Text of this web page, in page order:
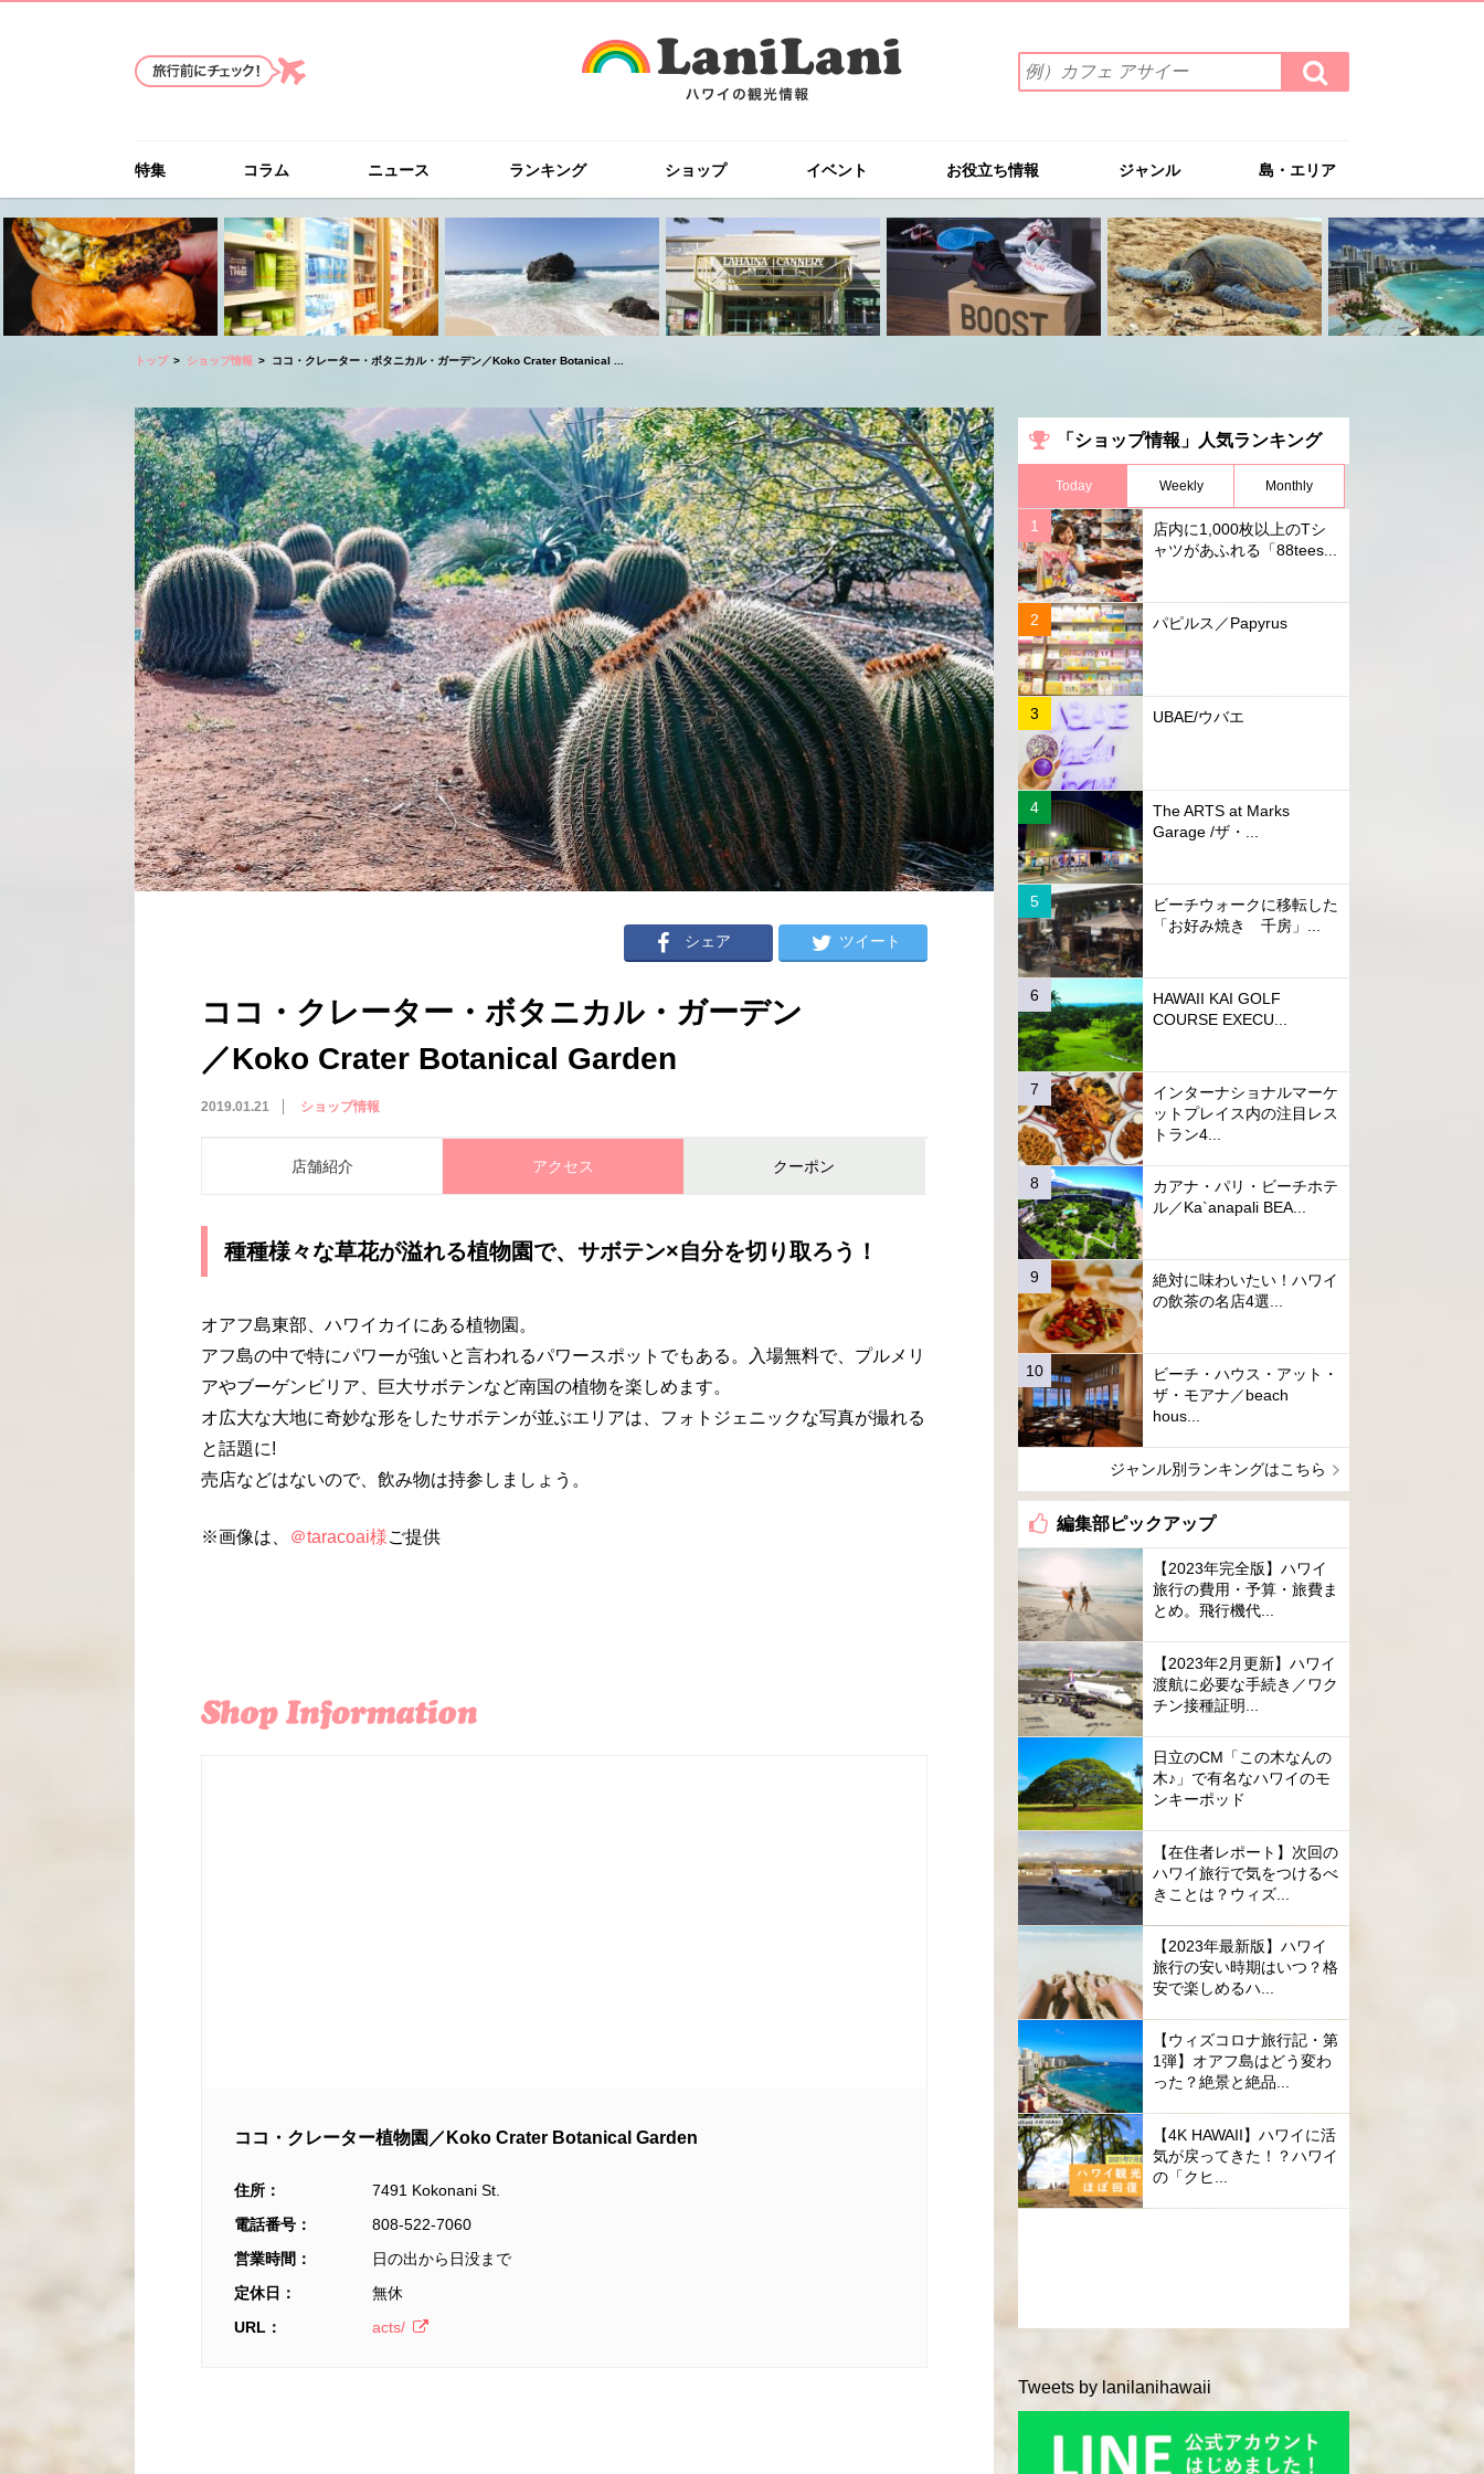
索
ワ
を
入
力
(例）
カ
フ
ェ
イ
ー
検
索
す
特集 コラム ニュース ランキング ショップ イベント お役立ち情報 ジャンル 島・エリア
トップ ショップ情報 ココ・クレーター・ボタニカル・ガーデン／Koko Crater Botanical ...
シェア ツイート
ココ・クレーター・ボタニカル・ガーデン
／Koko Crater Botanical Garden
2019.01.21 ショップ情報
店舗紹介 アクセス クーポン
種種様々な草花が溢れる植物園で、サボテン×自分を切り取ろう！
オアフ島東部、ハワイカイにある植物園。
アフ島の中で特にパワーが強いと言われるパワースポットでもある。入場無料で、プルメリ
アやブーゲンビリア、巨大サボテンなど南国の植物を楽しめます。
オ広大な大地に奇妙な形をしたサボテンが並ぶエリアは、フォトジェニックな写真が撮れる
と話題に!
売店などはないので、飲み物は持参しましょう。
※画像は、 ＠taracoai様ご提供
ココ・クレーター植物園／Koko Crater Botanical Garden
住所：
7491 Kokonani St.
電話番号：
808-522-7060
営業時間：
日の出から日没まで
定休日：
無休
URL：
acts/
「ショップ情報」人気ランキング
Today Weekly Monthly
店内に1,000枚以上のTシ
ャツがあふれる「88tees...
パピルス／Papyrus
UBAE/ウバエ
The ARTS at Marks
Garage /ザ・...
ビーチウォークに移転した
「お好み焼き 千房」...
HAWAII KAI GOLF
COURSE EXECU...
インターナショナルマーケ
ットプレイス内の注目レス
トラン4...
カアナ・パリ・ビーチホテ
ル／Ka`anapali BEA...
絶対に味わいたい！ハワイ
の飲茶の名店4選...
ビーチ・ハウス・アット・
ザ・モアナ／beach
hous...
ジャンル別ランキングはこちら
編集部ピックアップ
【2023年完全版】ハワイ
旅行の費用・予算・旅費ま
とめ。飛行機代...
【2023年2月更新】ハワイ
渡航に必要な手続き／ワク
チン接種証明...
日立のCM「この木なんの
木♪」で有名なハワイのモ
ンキーポッド
【在住者レポート】次回の
ハワイ旅行で気をつけるべ
きことは？ウィズ...
【2023年最新版】ハワイ
旅行の安い時期はいつ？格
安で楽しめるハ...
【ウィズコロナ旅行記・第
1弾】オアフ島はどう変わ
った？絶景と絶品...
【4K HAWAII】ハワイに活
気が戻ってきた！？ハワイ
の「クヒ...
Tweets by lanilanihawaii